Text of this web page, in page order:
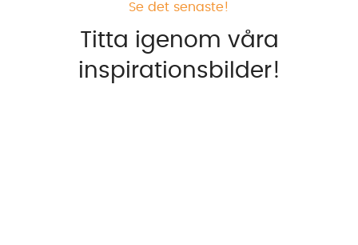
Se det senaste!
Titta igenom våra
inspirationsbilder!